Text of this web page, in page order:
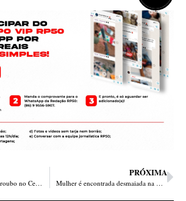
PM prende suspeitos de roubo no Centro de Teresina
PRÓXIMA
Mulher é encontrada desmaiada na UFPI e morre no hospital da Primavera